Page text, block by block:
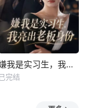
嫌我是实习生，我亮出老板身份
完结